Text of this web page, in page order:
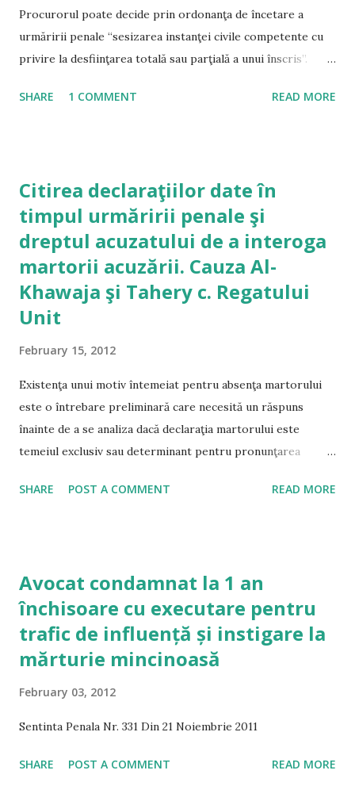
Procurorul poate decide prin ordonanţa de încetare a
urmăririi penale “sesizarea instanţei civile competente cu
privire la desfiinţarea totală sau parţială a unui înscris”.
sesizarea instanţei civile in condiţiile art. 112 Cod procedură
generat intenţia se sesizare a instanţei civile. Curtea de
Apel Bucureşti – Secţia a VI-a Comercială Decizia
comercială nr. 7699/2/2008 Nepublicată Prin ordonanţa
Parchetului de pe lângă Judecătoria Sectorului 5 Bucureşti
urmărire penală a învinuiţilor C.G. şi G.V. pentru infracţiunea
de fals şi uz de fals şi sancţionarea lor cu caracter
administrativ, precum şi trimiterea la Judecătoria Sectorului
SHARE 1 COMMENT READ MORE
Citirea declaraţiilor date în
timpul urmăririi penale şi
dreptul acuzatului de a interoga
martorii acuzării. Cauza Al-
Khawaja şi Tahery c. Regatului
Unit
February 15, 2012
Existenţa unui motiv întemeiat pentru absenţa martorului
este o întrebare preliminară care necesită un răspuns
înainte de a se analiza dacă declaraţia martorului este
temeiul exclusiv sau determinant pentru pronunţarea
penale este citită în şedinţă publică, fără ca martorul să dea
automată încălcare a art. 6 par. 1. Însă, din cauza riscului
admiterii unui asemenea mijloc de probă, vor trebui să
existe suficiente garanţii procedurale care să
contrabalanseze riscul, printre care măsuri care să permită
mijlocul de probă respectiv. Articolul integral pe
SHARE POST A COMMENT READ MORE
Avocat condamnat la 1 an
închisoare cu executare pentru
trafic de influență și instigare la
mărturie mincinoasă
February 03, 2012
Sentinta Penala Nr. 331 Din 21 Noiembrie 2011
SHARE POST A COMMENT READ MORE